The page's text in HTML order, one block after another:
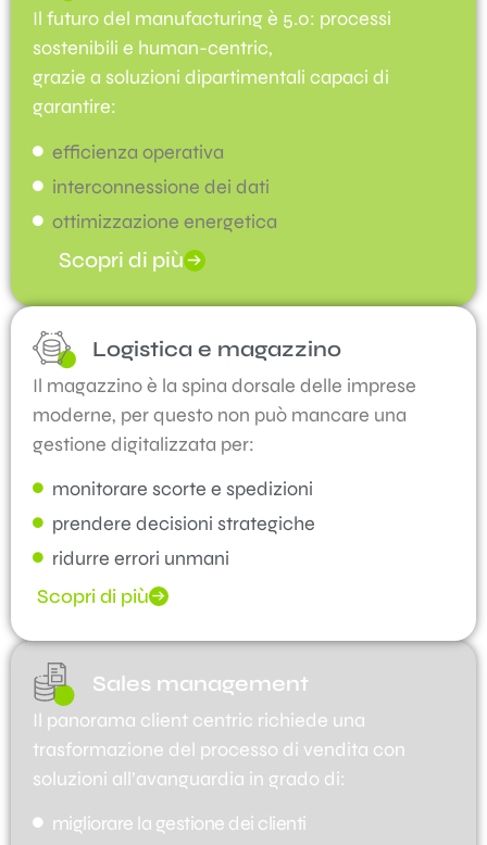
Il futuro del manufacturing è 5.0: processi
sostenibili e human-centric,
grazie a soluzioni dipartimentali capaci di
garantire:
efficienza operativa
interconnessione dei dati
ottimizzazione energetica
Scopri di più
Logistica e magazzino
Il magazzino è la spina dorsale delle imprese
moderne, per questo non può mancare una
gestione digitalizzata per:
monitorare scorte e spedizioni
prendere decisioni strategiche
ridurre errori unmani
Scopri di più
Sales management
Il panorama client centric richiede una
trasformazione del processo di vendita con
soluzioni all’avanguardia in grado di:
migliorare la gestione dei clienti